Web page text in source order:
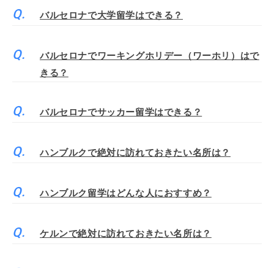
バルセロナで大学留学はできる？
バルセロナでワーキングホリデー（ワーホリ）はで
きる？
バルセロナでサッカー留学はできる？
ハンブルクで絶対に訪れておきたい名所は？
ハンブルク留学はどんな人におすすめ？
ケルンで絶対に訪れておきたい名所は？